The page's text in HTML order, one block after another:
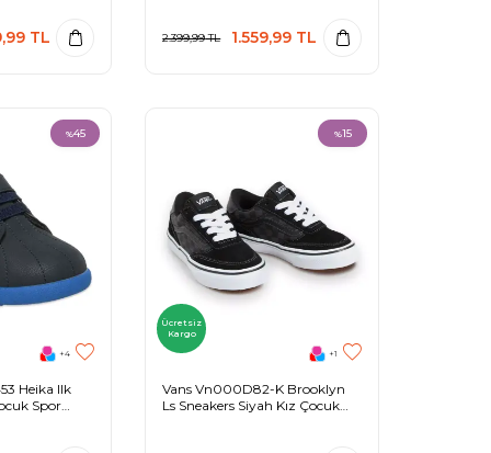
TL 2.399,99TL 1.559,99 TL
%45
+4
Heika Ilk
Spor
%15
Ücretsiz
Kargo
+1
Vans Vn000D82-K Brooklyn
Ls Sneakers Siyah Kız Çocuk